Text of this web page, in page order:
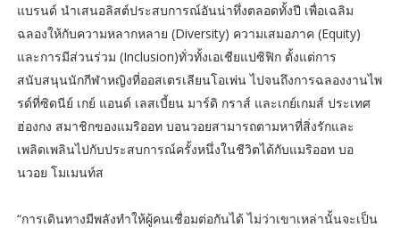
แบรนด์ นำเสนอลิสต์ประสบการณ์อันน่าทึ่งตลอดทั้งปี เพื่อเฉลิม
ฉลองให้กับความหลากหลาย (Diversity) ความเสมอภาค (Equity)
และการมีส่วนร่วม (Inclusion)ทั่วทั้งเอเชียแปซิฟิก ตั้งแต่การ
สนับสนุนนักกีฬาหญิงที่ออสเตรเลียนโอเพ่น ไปจนถึงการฉลองงานไพ
รด์ที่ซิดนีย์ เกย์ แอนด์ เลสเบี้ยน มาร์ดิ กราส์ และเกย์เกมส์ ประเทศ
ฮ่องกง สมาชิกของแมริออท บอนวอยสามารถตามหาที่สิ่งรักและ
เพลิดเพลินไปกับประสบการณ์ครั้งหนึ่งในชีวิตได้กับแมริออท บอ
นวอย โมเมนท์ส
“การเดินทางมีพลังทำให้ผู้คนเชื่อมต่อกันได้ ไม่ว่าเขาเหล่านั้นจะเป็น